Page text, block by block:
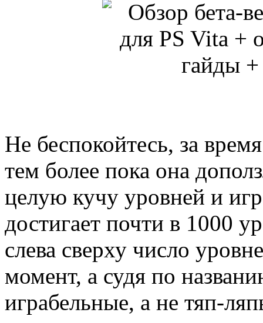
Не беспокойтесь, за
тем более пока она
целую кучу уровней и
достигает почти в 1000
слева сверху число
момент, а судя по
играбельные, а не тяп-